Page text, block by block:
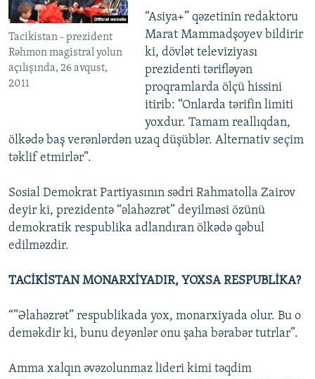
Tacikistan - prezident
Rəhmon magistral yolun
açılışında, 26 avqust,
2011
“Asiya+” qəzetinin redaktoru
Marat Mammadşoyev bildirir
ki, dövlət televiziyası
prezidenti tərifləyən
proqramlarda ölçü hissini
itirib: “Onlarda tərifin limiti
yoxdur. Tamam reallıqdan,
ölkədə baş verənlərdən uzaq düşüblər. Alternativ seçim
təklif etmirlər”.
Sosial Demokrat Partiyasının sədri Rahmatolla Zairov
deyir ki, prezidentə “əlahəzrət” deyilməsi özünü
demokratik respublika adlandıran ölkədə qəbul
edilməzdir.
TACİKİSTAN MONARXİYADIR, YOXSA RESPUBLİKA?
“”Əlahəzrət” respublikada yox, monarxiyada olur. Bu o
deməkdir ki, bunu deyənlər onu şaha bərabər tutrlar”.
Amma xalqın əvəzolunmaz lideri kimi təqdim